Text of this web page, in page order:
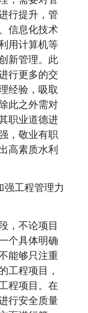
行提升，管
信息化技术
用计算机等
新管理。此
行更多的交
经验，吸取
此之外需对
职业道德进
，敬业有职
高素质水利
强工程管理力
，不论项目
个具体明确
能够只注重
工程项目，
程项目。在
行安全质量